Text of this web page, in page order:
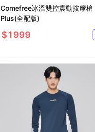
Comefree冰溫雙控震動按摩槍
Plus(全配版)
$1999